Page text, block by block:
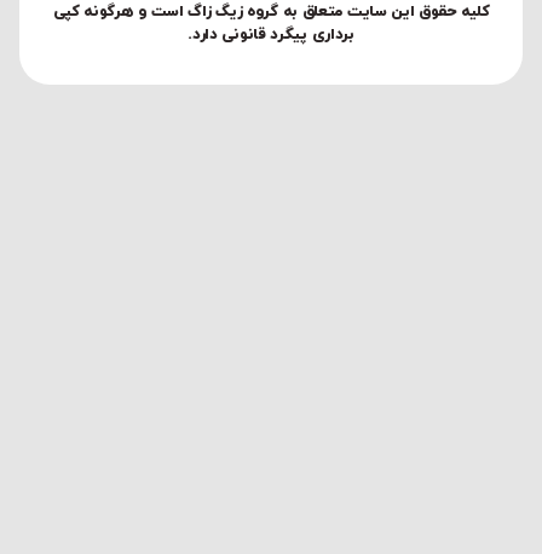
کليه حقوق این سایت متعلق به گروه زیگ زاگ است و هرگونه کپی
برداری پیگرد قانونی دارد.